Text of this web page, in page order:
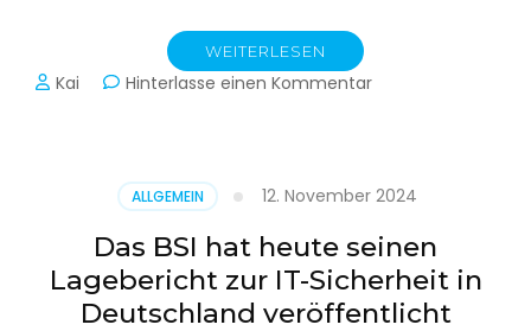
WEITERLESEN
Kai Hinterlasse einen Kommentarzu
aus
CSV
erstellen
ALLGEMEIN 12. November 2024
Das BSI hat heute seinen
Lagebericht zur IT-Sicherheit in
Deutschland veröffentlicht